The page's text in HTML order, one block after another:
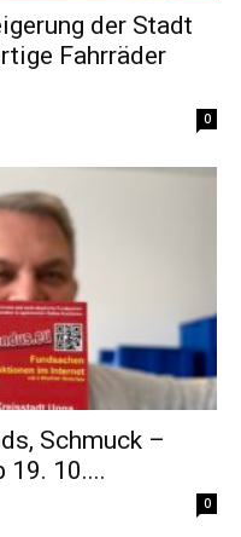
der Stadt
Fahrräder
0
Schmuck –
19. 10....
0